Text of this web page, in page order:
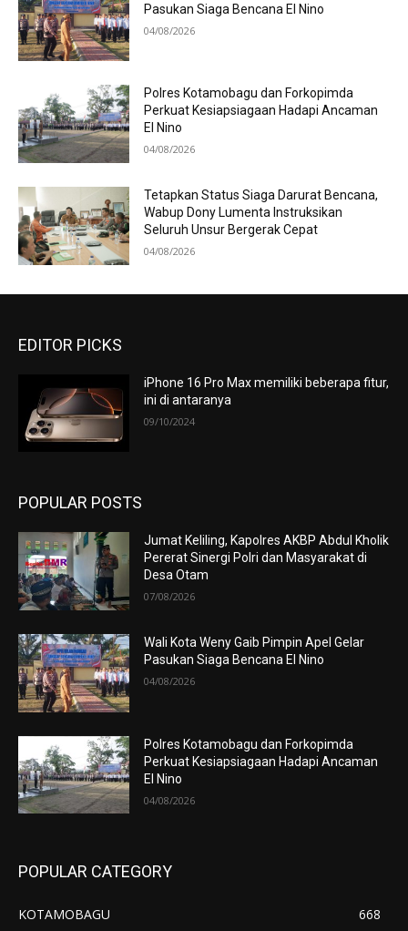
Pasukan Siaga Bencana El Nino
04/08/2026
Polres Kotamobagu dan Forkopimda
Perkuat Kesiapsiagaan Hadapi Ancaman
El Nino
04/08/2026
Tetapkan Status Siaga Darurat Bencana,
Wabup Dony Lumenta Instruksikan
Seluruh Unsur Bergerak Cepat
04/08/2026
EDITOR PICKS
iPhone 16 Pro Max memiliki beberapa fitur,
ini di antaranya
09/10/2024
POPULAR POSTS
Jumat Keliling, Kapolres AKBP Abdul Kholik
Pererat Sinergi Polri dan Masyarakat di
Desa Otam
07/08/2026
Wali Kota Weny Gaib Pimpin Apel Gelar
Pasukan Siaga Bencana El Nino
04/08/2026
Polres Kotamobagu dan Forkopimda
Perkuat Kesiapsiagaan Hadapi Ancaman
El Nino
04/08/2026
POPULAR CATEGORY
KOTAMOBAGU
668